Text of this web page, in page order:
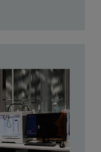
S Flex
Connex 3
HS
3 S1